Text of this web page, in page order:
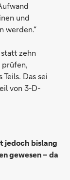
und
werden.“
zehn
prüfen,
Das sei
von 3-D-
jedoch bislang
gewesen – da